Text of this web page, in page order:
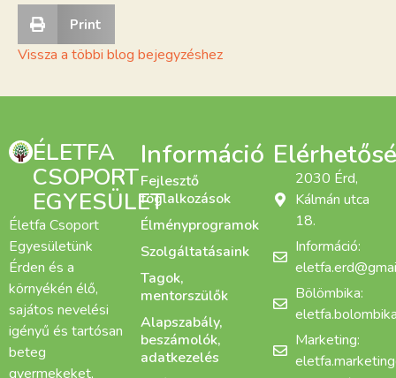
Print
Vissza a többi blog bejegyzéshez
ÉLETFA
CSOPORT
EGYESÜLET
Életfa Csoport
Egyesületünk
Érden és a
környékén élő,
sajátos nevelési
igényű és tartósan
beteg
gyermekeket,
Információ
Fejlesztő
foglalkozások
Élményprogramok
Szolgáltatásaink
Tagok,
mentorszülők
Alapszabály,
beszámolók,
adatkezelés
2030 Érd,
Kálmán utca
18.
Információ:
Bölömbika:
Marketing: